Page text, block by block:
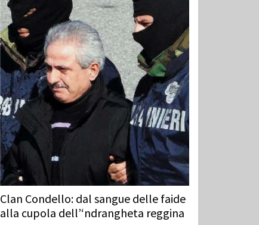
Clan Condello: dal sangue delle faide
alla cupola dell’‘ndrangheta reggina